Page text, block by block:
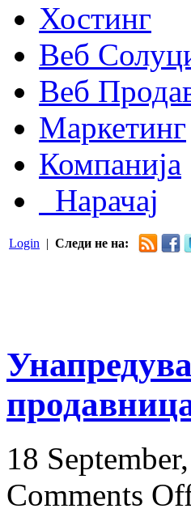
Хостинг
Веб
Веб
Маркетинг
Компанија
Нарачај
Login | Следи не на:
18
Comments